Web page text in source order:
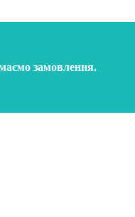
замовлення.
| Корм, іграшки,